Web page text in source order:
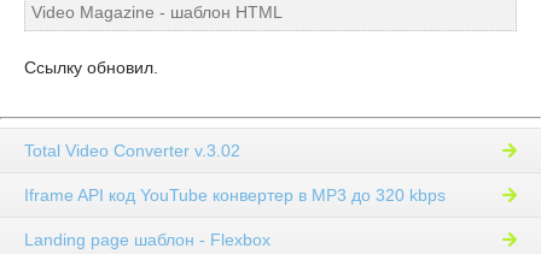
Video Magazine - шаблон HTML
Ссылку обновил.
Total Video Converter v.3.02
Iframe API код YouTube конвертер в MP3 до 320 kbps
Landing page шаблон - Flexbox